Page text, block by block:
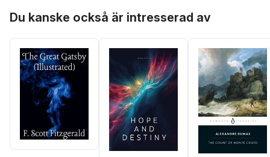
Du kanske också är intresserad av